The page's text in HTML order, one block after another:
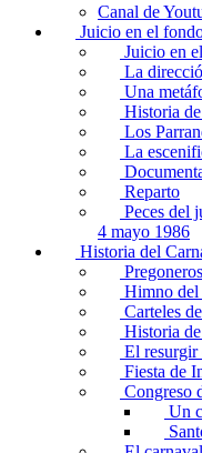
Canal de
Juicio en el
Juicio en
La
Una
Historia
Los
La
Reparto
Peces del
4 mayo 1986
Historia del
Himno del
Carteles
Historia
El resurgir
Fiesta de
Congreso
Un